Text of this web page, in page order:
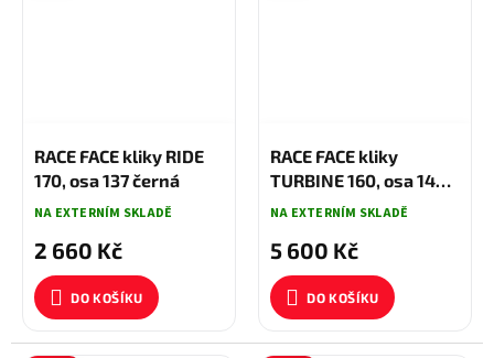
RACE FACE kliky RIDE
170, osa 137 černá
NA EXTERNÍM SKLADĚ
2 660 Kč
DO KOŠÍKU
RACE FACE kliky
TURBINE 160, osa 143
černá
NA EXTERNÍM SKLADĚ
5 600 Kč
DO KOŠÍKU